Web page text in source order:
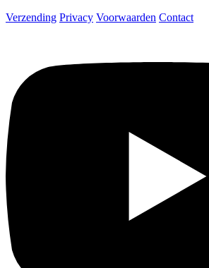
Verzending Privacy Voorwaarden Contact